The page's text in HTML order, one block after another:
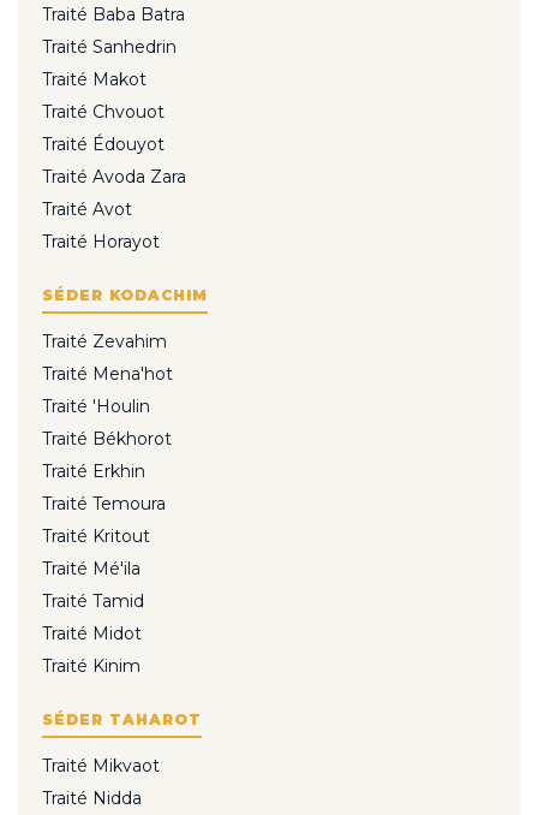
Traité Baba Batra
Traité Sanhedrin
Traité Makot
Traité Chvouot
Traité Édouyot
Traité Avoda Zara
Traité Avot
Traité Horayot
SÉDER KODACHIM
Traité Zevahim
Traité Mena'hot
Traité 'Houlin
Traité Békhorot
Traité Erkhin
Traité Temoura
Traité Kritout
Traité Mé'ila
Traité Tamid
Traité Midot
Traité Kinim
SÉDER TAHAROT
Traité Mikvaot
Traité Nidda